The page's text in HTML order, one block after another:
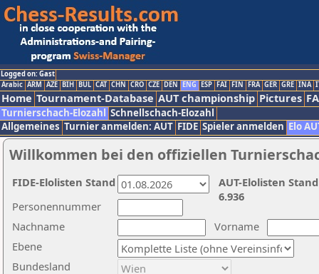
Logged on: Gast
Arabic ARM AZE BIH BUL CAT CHN CRO CZE DEN ENG ESP FAI FIN FRA GER GRE INA
Home Tournament-Database AUT championship Pictures
Turnierschach-Elozahl Schnellschach-Elozahl
Allgemeines Turnier anmelden: AUT FIDE Spieler anmelden Elo
Willkommen bei den offiziellen
Nachname
Vorname
Ebene
Personennummer
Bundesland
AUT-Elolisten
6.936
FIDE-Elolisten Stand